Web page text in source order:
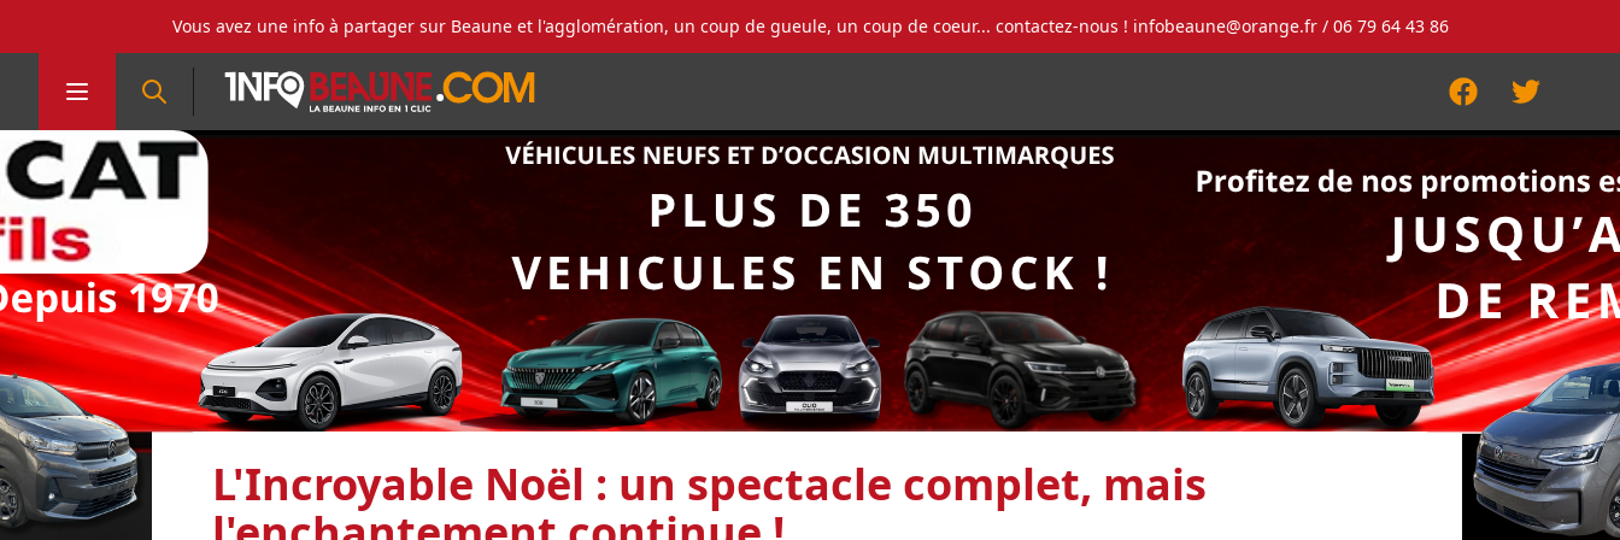
Vous avez une info à partager sur Beaune et l'agglomération, un coup de gueule, un coup de coeur... contactez-nous ! infobeaune@orange.fr/ 06 79 64 43 86
FacebookTwitter
L'Incroyable Noël : un spectacle complet, mais